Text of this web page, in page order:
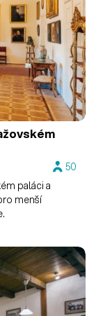
50
paláci a
menší